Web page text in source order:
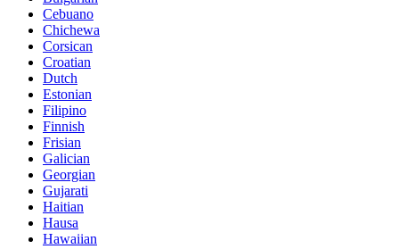
Cebuano
Chichewa
Corsican
Croatian
Dutch
Estonian
Filipino
Finnish
Frisian
Galician
Georgian
Gujarati
Haitian
Hausa
Hawaiian